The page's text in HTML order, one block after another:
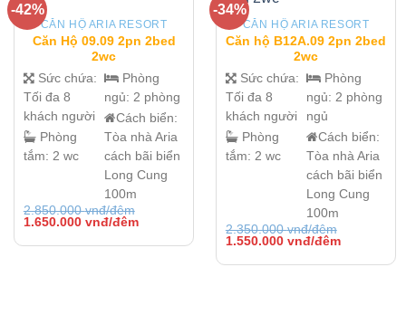
-42%
CĂN HỘ ARIA RESORT
Căn Hộ 09.09 2pn 2bed
2wc
Sức chứa:
Tối đa 8
khách người
Phòng
tắm: 2 wc
Phòng
ngủ: 2 phòng
Cách biển:
Tòa nhà Aria
cách bãi biển
Long Cung
100m
2.850.000vnđ/đêm
Giá
là:
1.650.000 vnđ/đêmGiá
tại
1.650.000 vnđ/
-34%
CĂN HỘ ARIA RESORT
Căn hộ B12A.09 2pn 2bed
2wc
Sức chứa:
Tối đa 8
khách người
Phòng
tắm: 2 wc
Phòng
ngủ: 2 phòng
ngủ
Cách biển:
Tòa nhà Aria
cách bãi biển
Long Cung
100m
2.350.000vnđ/đêm
Giá
là:
1.550.000 vnđ/đêmGiá
tại